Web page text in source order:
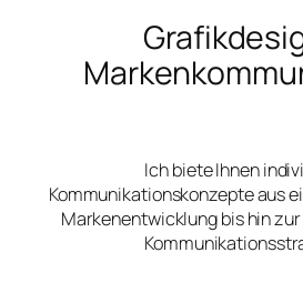
Ich biete Ihnen
Kommunikationskonzepte aus
Markenentwicklung bis hin